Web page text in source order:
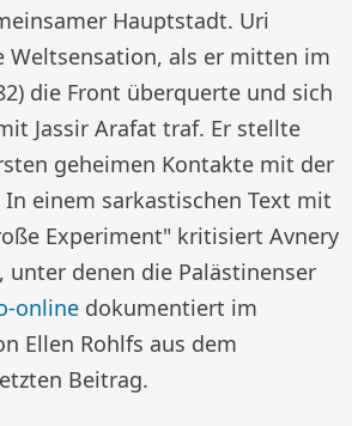
Hauptstadt. Uri
Weltsensation, als er mitten im
die Front überquerte und sich
Jassir Arafat traf. Er stellte
geheimen Kontakte mit der
In einem sarkastischen Text mit
Experiment" kritisiert Avnery
unter denen die Palästinenser
online dokumentiert im
Ellen Rohlfs aus dem
Beitrag.